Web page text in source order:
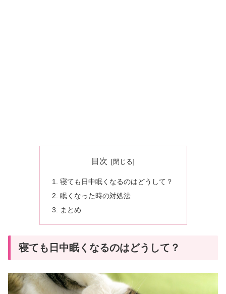
目次
寝ても日中眠くなるのはどうして？
眠くなった時の対処法
まとめ
寝ても日中眠くなるのはどうして？